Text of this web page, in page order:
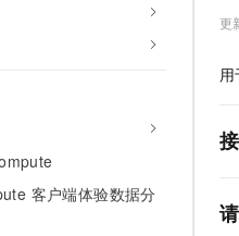
客户端体验数据分
更
面向
高效
高校
免
最高
友盟
观测云
蓝凌
畅捷通
AI
自助
短信
安全
分析
AI